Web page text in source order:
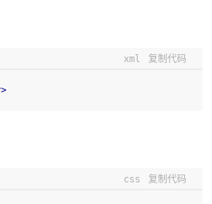
xml 复制代码
>
css 复制代码